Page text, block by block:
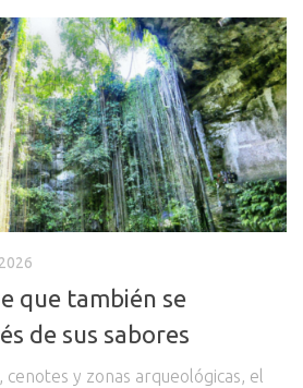
que también se
de sus sabores
cenotes y zonas arqueológicas, el